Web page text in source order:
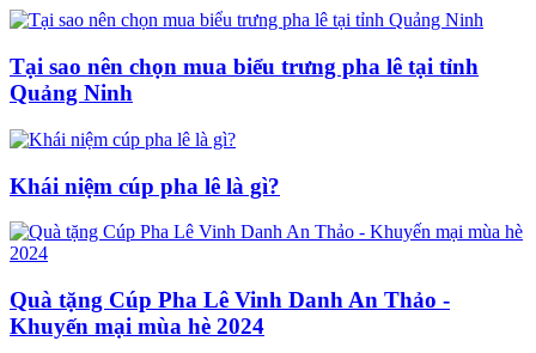
Tại sao nên chọn mua biểu trưng pha lê tại tỉnh
Quảng Ninh
Khái niệm cúp pha lê là gì?
Quà tặng Cúp Pha Lê Vinh Danh An Thảo -
Khuyến mại mùa hè 2024